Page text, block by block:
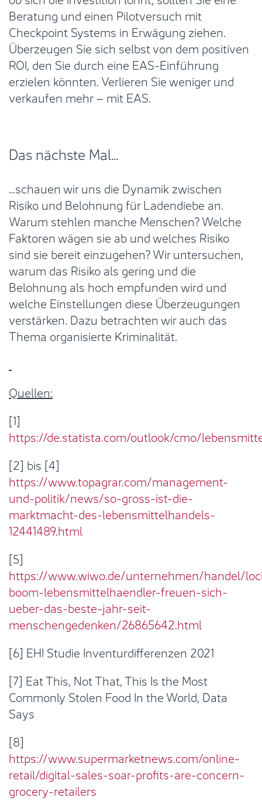
Beratung und einen Pilotversuch mit
Checkpoint Systems in Erwägung ziehen.
Überzeugen Sie sich selbst von dem positiven
ROI, den Sie durch eine EAS-Einführung
erzielen könnten. Verlieren Sie weniger und
verkaufen mehr – mit EAS.
Das nächste Mal…
…schauen wir uns die Dynamik zwischen
Risiko und Belohnung für Ladendiebe an.
Warum stehlen manche Menschen? Welche
Faktoren wägen sie ab und welches Risiko
sind sie bereit einzugehen? Wir untersuchen,
warum das Risiko als gering und die
Belohnung als hoch empfunden wird und
welche Einstellungen diese Überzeugungen
verstärken. Dazu betrachten wir auch das
Thema organisierte Kriminalität.
Quellen:
[1]
https://de.statista.com/outlook/cmo/
[2] bis [4]
https://www.topagrar.com/management-
und-politik/news/so-gross-ist-die-
marktmacht-des-lebensmittelhandels-
12441489.html
[5]
https://www.wiwo.de/unternehmen/handel/
boom-lebensmittelhaendler-freuen-sich-
ueber-das-beste-jahr-seit-
menschengedenken/26865642.html
[6] EHI Studie Inventurdifferenzen 2021
[7] Eat This, Not That, This Is the Most
Commonly Stolen Food In the World, Data
Says
[8]
https://www.supermarketnews.com/online-
retail/digital-sales-soar-profits-are-concern-
grocery-retailers